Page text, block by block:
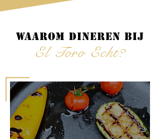
Waarom dineren bij
El Toro Echt?